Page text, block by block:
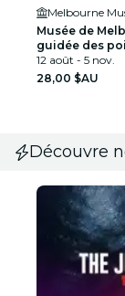
Melbourne
Musée de
guidée des
12 août - 5 nov.
28,00 $AU
Découvre